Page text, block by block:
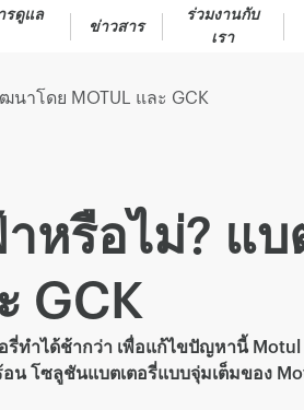
รดูแล
ข่าวสาร
ร่วมงานกับ
เรา
าโดย MOTUL และ GCK
รือไม่? แบ
GCK
ทำได้ช้ากว่า เพื่อแก้ไขปัญหานี้ Motul
น โซลูชันแบตเตอรี่แบบจุ่มเต็มของ